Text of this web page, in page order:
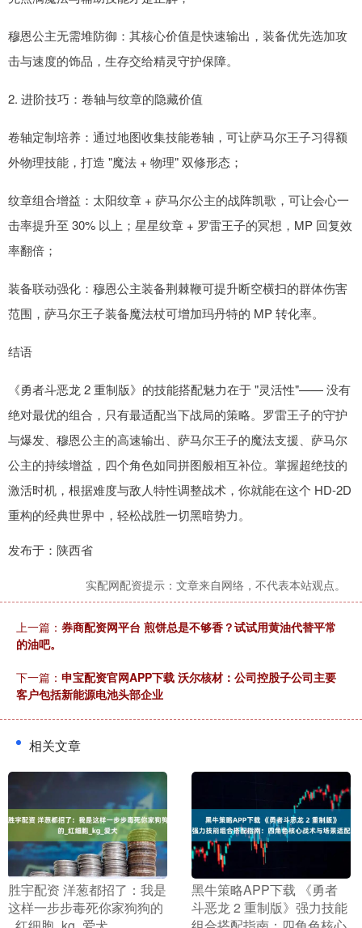
穆恩公主无需堆防御：其核心价值是快速输出，装备优先选加攻
击与速度的饰品，生存交给精灵守护保障。
2. 进阶技巧：卷轴与纹章的隐藏价值
卷轴定制培养：通过地图收集技能卷轴，可让萨马尔王子习得额
外物理技能，打造 "魔法 + 物理" 双修形态；
纹章组合增益：太阳纹章 + 萨马尔公主的战阵凯歌，可让会心一
击率提升至 30% 以上；星星纹章 + 罗雷王子的冥想，MP 回复效
率翻倍；
装备联动强化：穆恩公主装备荆棘鞭可提升断空横扫的群体伤害
范围，萨马尔王子装备魔法杖可增加玛丹特的 MP 转化率。
结语
《勇者斗恶龙 2 重制版》的技能搭配魅力在于 "灵活性"—— 没有
绝对最优的组合，只有最适配当下战局的策略。罗雷王子的守护
与爆发、穆恩公主的高速输出、萨马尔王子的魔法支援、萨马尔
公主的持续增益，四个角色如同拼图般相互补位。掌握超绝技的
激活时机，根据难度与敌人特性调整战术，你就能在这个 HD-2D
重构的经典世界中，轻松战胜一切黑暗势力。
发布于：陕西省
实配网配资提示：文章来自网络，不代表本站观点。
上一篇： 券商配资网平台 煎饼总是不够香？试试用黄油代替平常
的油吧。
下一篇： 申宝配资官网APP下载 沃尔核材：公司控股子公司主要
客户包括新能源电池头部企业
相关文章
​胜宇配资 洋葱都招了：我是
这样一步步毒死你家狗狗的
​黑牛策略APP下载 《勇者
斗恶龙 2 重制版》强力技能